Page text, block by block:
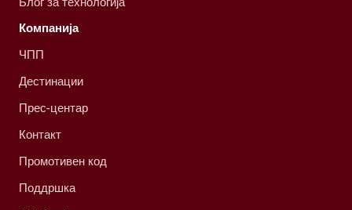
Компанија
ЧПП
Дестинации
Прес-центар
Контакт
Промотивен код
Поддршка